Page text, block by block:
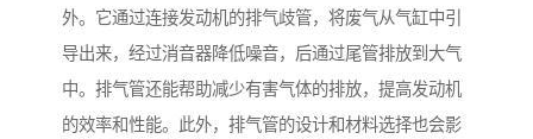
外。它通过连接发动机的排气歧管，将废气从气缸中引
导出来，经过消音器降低噪音，后通过尾管排放到大气
中。排气管还能帮助减少有害气体的排放，提高发动机
的效率和性能。此外，排气管的设计和材料选择也会影